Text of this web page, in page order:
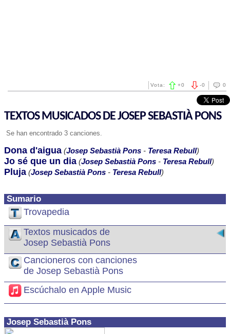
0
-0
Vota: +0
TEXTOS MUSICADOS DE JOSEP SEBASTIÀ PONS
Se han encontrado 3 canciones.
Sumario
Trovapedia
Textos musicados de
Josep Sebastià Pons
Cancioneros con canciones
de Josep Sebastià Pons
Escúchalo en Apple Music
Josep Sebastià Pons
Dona d'aigua (Josep Sebastià Pons - Teresa Rebull)
Jo sé que un dia (Josep Sebastià Pons - Teresa Rebull)
Pluja (Josep Sebastià Pons - Teresa Rebull)